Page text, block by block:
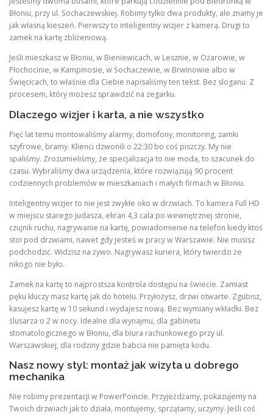
Błoniu, przy ul. Sochaczewskiej. Robimy tylko dwa produkty, ale znamy je
jak własną kieszeń. Pierwszy to inteligentny wizjer z kamerą. Drugi to
zamek na kartę zbliżeniową.
Jeśli mieszkasz w Błoniu, w Bieniewicach, w Lesznie, w Ożarowie, w
Płochocinie, w Kampinosie, w Sochaczewie, w Brwinowie albo w
Święcicach, to właśnie dla Ciebie napisaliśmy ten tekst. Bez sloganu. Z
procesem, który możesz sprawdzić na zegarku.
Dlaczego wizjer i karta, a nie wszystko
Pięć lat temu montowaliśmy alarmy, domofony, monitoring, zamki
szyfrowe, bramy. Klienci dzwonili o 22:30 bo coś piszczy. My nie
spaliśmy. Zrozumieliśmy, że specjalizacja to nie moda, to szacunek do
czasu. Wybraliśmy dwa urządzenia, które rozwiązują 90 procent
codziennych problemów w mieszkaniach i małych firmach w Błoniu.
Inteligentny wizjer to nie jest zwykłe oko w drzwiach. To kamera Full HD
w miejscu starego judasza, ekran 4,3 cala po wewnętrznej stronie,
czujnik ruchu, nagrywanie na kartę, powiadomienie na telefon kiedy ktoś
stoi pod drzwiami, nawet gdy jesteś w pracy w Warszawie. Nie musisz
podchodzić. Widzisz na żywo. Nagrywasz kuriera, który twierdzi że
nikogo nie było.
Zamek na kartę to najprostsza kontrola dostępu na świecie. Zamiast
pęku kluczy masz kartę jak do hotelu. Przyłożysz, drzwi otwarte. Zgubisz,
kasujesz kartę w 10 sekund i wydajesz nową. Bez wymiany wkładki. Bez
ślusarza o 2 w nocy. Idealne dla wynajmu, dla gabinetu
stomatologicznego w Błoniu, dla biura rachunkowego przy ul.
Warszawskiej, dla rodziny gdzie babcia nie pamięta kodu.
Nasz nowy styl: montaż jak wizyta u dobrego
mechanika
Nie robimy prezentacji w PowerPoincie. Przyjeżdżamy, pokazujemy na
Twoich drzwiach jak to działa, montujemy, sprzątamy, uczymy. Jeśli coś